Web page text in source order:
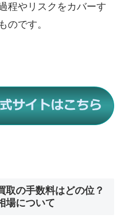
程やリスクをカバーす
のです。
取の手数料はどの位？
場について